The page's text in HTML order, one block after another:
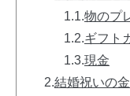
1.1.物のプ
1.2.ギフト
1.3.現金
2.結婚祝いの